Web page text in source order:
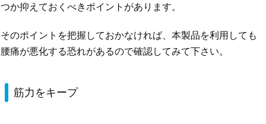
つか抑えておくべきポイントがあります。
そのポイントを把握しておかなければ、本製品を利用しても
腰痛が悪化する恐れがあるので確認してみて下さい。
筋力をキープ